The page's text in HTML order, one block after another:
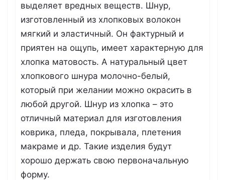
выделяет вредных веществ. Шнур,
изготовленный из хлопковых волокон
мягкий и эластичный. Он фактурный и
приятен на ощупь, имеет характерную для
хлопка матовость. А натуральный цвет
хлопкового шнура молочно-белый,
который при желании можно окрасить в
любой другой. Шнур из хлопка – это
отличный материал для изготовления
коврика, пледа, покрывала, плетения
макраме и др. Такие изделия будут
хорошо держать свою первоначальную
форму.